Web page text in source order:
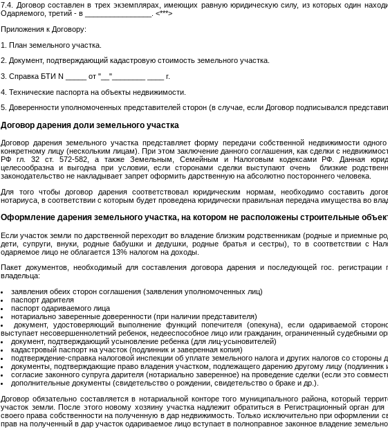
7.4. Договор составлен в трех экземплярах, имеющих равную юридическую силу, из которых один
Одаряемого, третий - в ________________. <***>
Приложения к Договору:
1. План земельного участка.
2. Документ, подтверждающий кадастровую стоимость земельного участка.
3. Справка БТИ N _____ от "__"________ ____ г.
4. Технические паспорта на объекты недвижимости.
5. Доверенности уполномоченных представителей сторон (в случае, если Договор подписывался
Договор дарения доли земельного участка
Договор дарения земельного участка представляет форму передачи собственной недвижимости
конкретному лицу (нескольким лицам). При этом заключение данного соглашения, как сделки с
РФ гл. 32 ст. 572-582, а также Земельным, Семейным и Налоговым кодексами РФ. Данная
целесообразна и выгодна при условии, если сторонами сделки выступают очень близкие
законодательство не накладывает запрет оформить дарственную на абсолютно постороннего человека.
Для того чтобы договор дарения соответствовал юридическим нормам, необходимо составить
нотариуса, в соответствии с которым будет проведена юридически правильная передача имущества во
Оформление дарения земельного участка, на котором не расположены строительные
Если участок земли по дарственной переходит во владение близким родственникам (родные и приемные
дети, супруги, внуки, родные бабушки и дедушки, родные братья и сестры), то в соответствии с
одаряемое лицо не облагается 13% налогом на доходы.
Пакет документов, необходимый для составления договора дарения и последующей гос. регистрации
владельца:
заявления обеих сторон соглашения (заявления уполномоченных лиц)
паспорт дарителя
паспорт одариваемого лица
нотариально заверенные доверенности (при наличии представителя)
документ, удостоверяющий выполнение функций попечителя (опекуна), если одариваемой
выступает несовершеннолетний ребенок, недееспособное лицо или гражданин, ограниченный судебными
документ, подтверждающий усыновление ребенка (для лиц-усыновителей)
кадастровый паспорт на участок (подлинник и заверенная копия)
подтверждение-справка налоговой инспекции об уплате земельного налога и других налогов со стороны
документы, подтверждающие право владения участком, подлежащего дарению другому лицу (подлинник
согласие законного супруга дарителя (нотариально заверенное) на проведение сделки (если это
дополнительные документы (свидетельство о рождении, свидетельство о браке и др.).
Договор обязательно составляется в нотариальной конторе того муниципального района, который
участок земли. После этого новому хозяину участка надлежит обратиться в Регистрационный орган для
своего права собственности на полученную в дар недвижимость. Только исключительно при оформлении
прав на полученный в дар участок одариваемое лицо вступает в полноправное законное владение